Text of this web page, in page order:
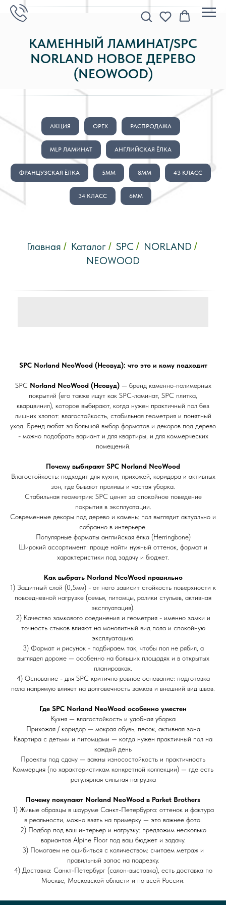
КАМЕННЫЙ ЛАМИНАТ/SPC
NORLAND НОВОЕ ДЕРЕВО
(NEOWOOD)
АКЦИЯ ОРЕХ РАСПРОДАЖА
MLP ЛАМИНАТ АНГЛИЙСКАЯ ЁЛКА
ФРАНЦУЗСКАЯ ЁЛКА 5ММ 8ММ 43 КЛАСС
34 КЛАСС 6ММ
Главная / Каталог / SPC / NORLAND /
NEOWOOD
SPC Norland NeoWood (Неовуд): что это и кому подходит
SPC Norland NeoWood (Неовуд)— бренд каменно-полимерных
покрытий (его также ищут как SPC-ламинат, SPC плитка,
кварцвинил), которое выбирают, когда нужен практичный пол без
лишних хлопот: влагостойкость, стабильная геометрия и понятный
уход. Бренд любят за большой выбор форматов и декоров под дерево
- можно подобрать вариант и для квартиры, и для коммерческих
помещений.
Почему выбирают SPC Norland NeoWood
Влагостойкость: подходит для кухни, прихожей, коридора и активных
зон, где бывают проливы и частая уборка.
Стабильная геометрия: SPC ценят за спокойное поведение
покрытия в эксплуатации.
Современные декоры под дерево и камень: пол выглядит актуально и
собранно в интерьере.
Популярные форматы английская ёлка (Herringbone)
Широкий ассортимент: проще найти нужный оттенок, формат и
характеристики под задачу и бюджет.
Как выбрать Norland NeoWood правильно
1) Защитный слой (0,5мм) - от него зависит стойкость поверхности к
повседневной нагрузке (семья, питомцы, ролики стульев, активная
эксплуатация).
2) Качество замкового соединения и геометрия - именно замки и
точность стыков влияют на монолитный вид пола и спокойную
эксплуатацию.
3) Формат и рисунок - подбираем так, чтобы пол не рябил, а
выглядел дороже — особенно на больших площадях и в открытых
планировках.
4) Основание - для SPC критично ровное основание: подготовка
пола напрямую влияет на долговечность замков и внешний вид швов.
Где SPC Norland NeoWood особенно уместен
Кухня — влагостойкость и удобная уборка
Прихожая / коридор — мокрая обувь, песок, активная зона
Квартира с детьми и питомцами — когда нужен практичный пол на
каждый день
Проекты под сдачу — важны износостойкость и практичность
Коммерция (по характеристикам конкретной коллекции) — где есть
регулярная сильная нагрузка
Почему покупают Norland NeoWood в Parket Brothers
1) Живые образцы в шоуруме Санкт-Петербурга: оттенок и фактура
в реальности, можно взять на примерку — это важнее фото.
2) Подбор под ваш интерьер и нагрузку: предложим несколько
вариантов Alpine Floor под ваш бюджет и задачу.
3) Помогаем не ошибиться с количеством: считаем метраж и
правильный запас на подрезку.
4) Доставка: Санкт-Петербург (салон-выставка), есть доставка по
Москве, Московской области и по всей России.